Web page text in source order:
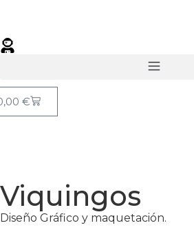
€
Viquingos
Diseño Gráfico y maquetación.